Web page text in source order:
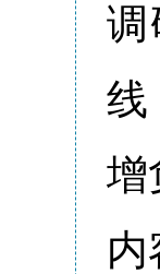
调
线
增